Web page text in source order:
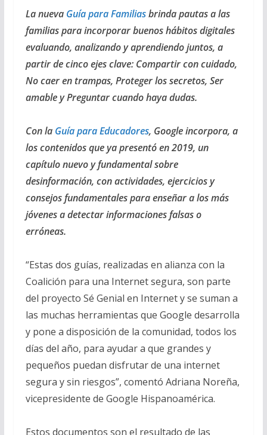
La nueva Guía para Familiasbrinda pautas a las
familias para incorporar buenos hábitos digitales
evaluando, analizando y aprendiendo juntos, a
partir de cinco ejes clave: Compartir con cuidado,
No caer en trampas, Proteger los secretos, Ser
amable y Preguntar cuando haya dudas.
Con laGuía para Educadores, Google incorpora, a
los contenidos que ya presentó en 2019, un
capítulo nuevo y fundamental sobre
desinformación, con actividades, ejercicios y
consejos fundamentales para enseñar a los más
jóvenes a detectar informaciones falsas o
erróneas.
“Estas dos guías, realizadas en alianza con la
Coalición para una Internet segura, son parte
del proyecto Sé Genial en Internet y se suman a
las muchas herramientas que Google desarrolla
y pone a disposición de la comunidad, todos los
días del año, para ayudar a que grandes y
pequeños puedan disfrutar de una internet
segura y sin riesgos”, comentó Adriana Noreña,
vicepresidente de Google Hispanoamérica.
Estos documentos son el resultado de las